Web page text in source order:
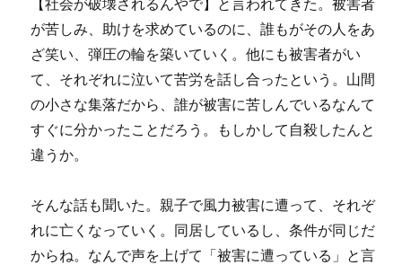
【社会が破壊されるんやで】と言われてきた。被害者
が苦しみ、助けを求めているのに、誰もがその人をあ
ざ笑い、弾圧の輪を築いていく。他にも被害者がい
て、それぞれに泣いて苦労を話し合ったという。山間
の小さな集落だから、誰が被害に苦しんでいるなんて
すぐに分かったことだろう。もしかして自殺したんと
違うか。
そんな話も聞いた。親子で風力被害に遭って、それぞ
れに亡くなっていく。同居しているし、条件が同じだ
からね。なんで声を上げて「被害に遭っている」と言